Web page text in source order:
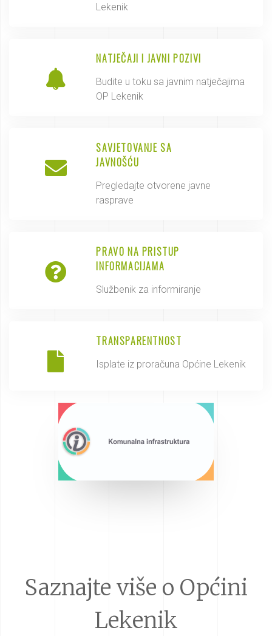
Lekenik
NATJEČAJI I JAVNI POZIVI
Budite u toku sa javnim natječajima
OP Lekenik
SAVJETOVANJE SA
JAVNOŠĆU
Pregledajte otvorene javne
rasprave
PRAVO NA PRISTUP
INFORMACIJAMA
Službenik za informiranje
TRANSPARENTNOST
Isplate iz proračuna Općine Lekenik
Saznajte više o Općini
Lekenik